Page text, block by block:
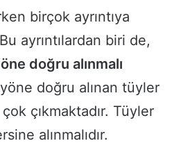
birçok ayrıntıya
ayrıntılardan biri de,
doğru alınmalı
doğru alınan tüyler
çıkmaktadır. Tüyler
alınmalıdır.